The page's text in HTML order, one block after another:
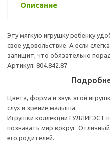
Описание
Эту мягкую игрушку ребенку
свое удовольствие. А если
запищит, что обязательно
Артикул: 804.842.87
Цвета, форма и звук этой
слух и зрение малыша.
Игрушки коллекции ГУЛЛИГЭСТ
познавать мир вокруг.
его родителей.